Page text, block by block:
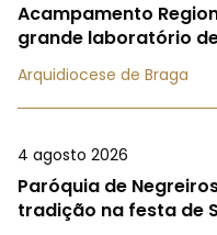
Acampamento
grande laboratório
Arquidiocese de Braga
4 agosto 2026
Paróquia de
tradição na festa de